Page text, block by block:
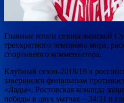
Главные итоги сезона женской
трехкратного чемпиона мира,
спортивного комментатора.
Клубный сезон-2018/19 в
завершился финальным
«Лады». Ростовская команда
победы в двух матчах – 34:31 в